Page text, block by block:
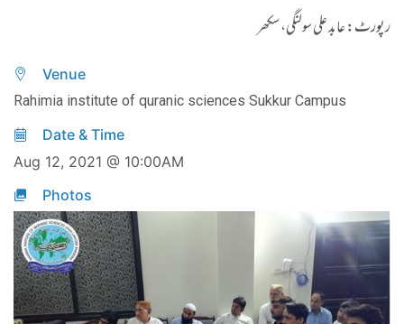
رپورٹ: عابد علی سولنگی، سکھر
Venue
Rahimia institute of quranic sciences Sukkur Campus
Date & Time
Aug 12, 2021 @ 10:00AM
Photos